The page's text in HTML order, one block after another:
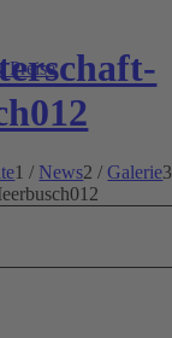
Preise
1 / News2 / Galerie3